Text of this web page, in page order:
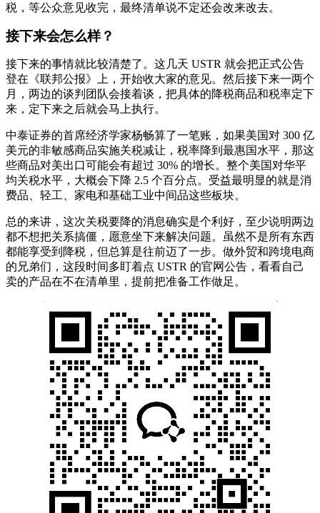
税，等公众意见收完，最终清单说不定还会改来改去。
接下来会怎么样？
接下来的事情就比较清楚了。这几天 USTR 就会把正式公告
登在《联邦公报》上，开始收大家的意见。然后接下来一两个
月，两边的谈判团队会接着谈，把具体的降税商品和税率定下
来，定下来之后就会马上执行。
中泰证券的首席经济学家杨畅算了一笔账，如果美国对 300 亿
美元的非敏感商品实施关税减让，税率降到最惠国水平，那这
些商品对美出口可能会有超过 30% 的增长。整个美国对华平
均关税水平，大概会下降 2.5 个百分点。受益最明显的就是消
费品、轻工、家电和基础工业中间品这些板块。
总的来讲，这次关税要降的消息确实是个利好，至少说明两边
都不想把关系搞僵，愿意坐下来解决问题。虽然不是所有东西
都能享受到降税，但总算是往前迈了一步。做外贸和跨境电商
的兄弟们，这段时间多盯着点 USTR 的官网公告，看看自己
卖的产品在不在清单里，提前把准备工作做足。